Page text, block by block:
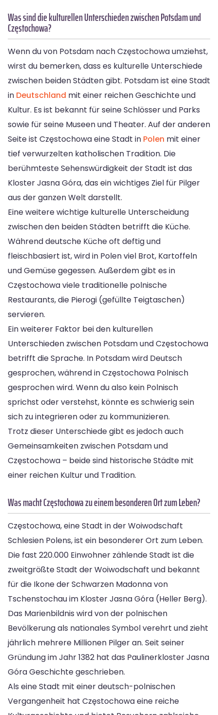
Was sind die kulturellen Unterschieden zwischen Potsdam und
Częstochowa?
Wenn du von Potsdam nach Częstochowa umziehst,
wirst du bemerken, dass es kulturelle Unterschiede
zwischen beiden Städten gibt. Potsdam ist eine Stadt
in Deutschland mit einer reichen Geschichte und
Kultur. Es ist bekannt für seine Schlösser und Parks
sowie für seine Museen und Theater. Auf der anderen
Seite ist Częstochowa eine Stadt in Polen mit einer
tief verwurzelten katholischen Tradition. Die
berühmteste Sehenswürdigkeit der Stadt ist das
Kloster Jasna Góra, das ein wichtiges Ziel für Pilger
aus der ganzen Welt darstellt.
Eine weitere wichtige kulturelle Unterscheidung
zwischen den beiden Städten betrifft die Küche.
Während deutsche Küche oft deftig und
fleischbasiert ist, wird in Polen viel Brot, Kartoffeln
und Gemüse gegessen. Außerdem gibt es in
Częstochowa viele traditionelle polnische
Restaurants, die Pierogi (gefüllte Teigtaschen)
servieren.
Ein weiterer Faktor bei den kulturellen
Unterschieden zwischen Potsdam und Częstochowa
betrifft die Sprache. In Potsdam wird Deutsch
gesprochen, während in Częstochowa Polnisch
gesprochen wird. Wenn du also kein Polnisch
sprichst oder verstehst, könnte es schwierig sein
sich zu integrieren oder zu kommunizieren.
Trotz dieser Unterschiede gibt es jedoch auch
Gemeinsamkeiten zwischen Potsdam und
Częstochowa – beide sind historische Städte mit
einer reichen Kultur und Tradition.
Was macht Częstochowa zu einem besonderen Ort zum Leben?
Częstochowa, eine Stadt in der Woiwodschaft
Schlesien Polens, ist ein besonderer Ort zum Leben.
Die fast 220.000 Einwohner zählende Stadt ist die
zweitgrößte Stadt der Woiwodschaft und bekannt
für die Ikone der Schwarzen Madonna von
Tschenstochau im Kloster Jasna Góra (Heller Berg).
Das Marienbildnis wird von der polnischen
Bevölkerung als nationales Symbol verehrt und zieht
jährlich mehrere Millionen Pilger an. Seit seiner
Gründung im Jahr 1382 hat das Paulinerkloster Jasna
Góra Geschichte geschrieben.
Als eine Stadt mit einer deutsch-polnischen
Vergangenheit hat Częstochowa eine reiche